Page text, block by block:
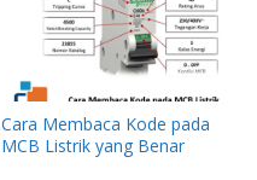
Cara Membaca Kode pada
MCB Listrik yang Benar